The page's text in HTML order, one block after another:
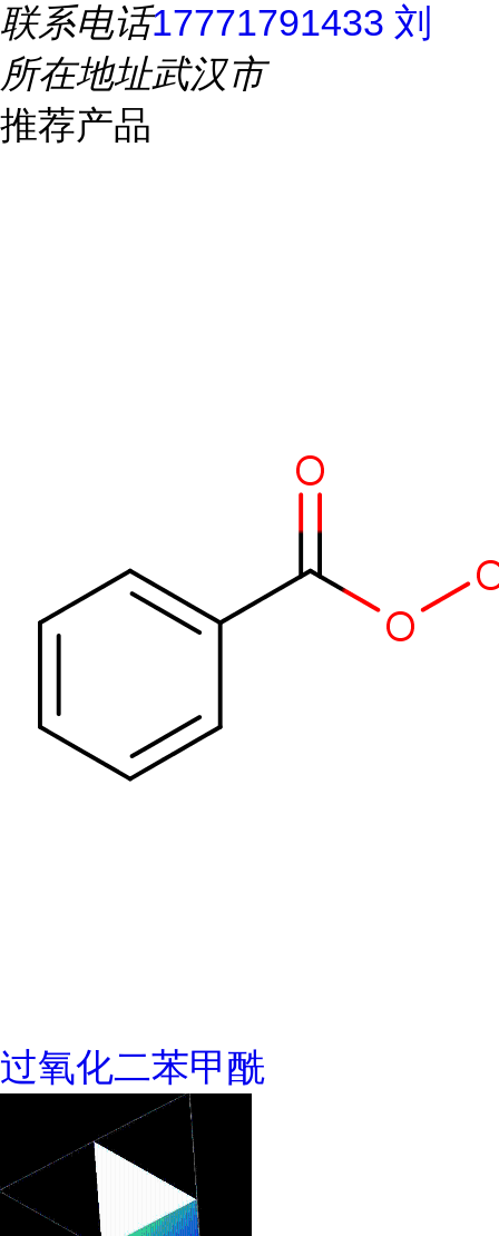
联系电话17771791433 刘
所在地址武汉市
推荐产品
过氧化二苯甲酰